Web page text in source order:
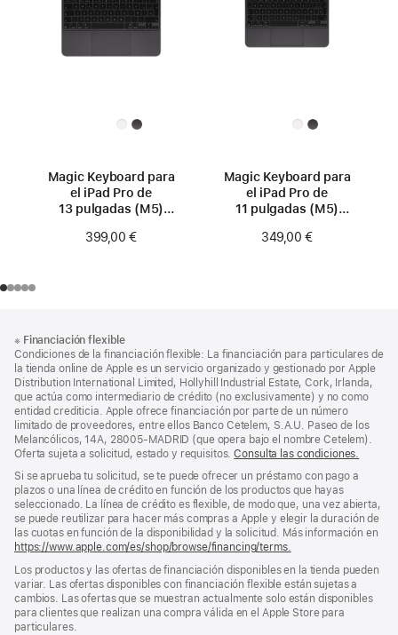
Magic Keyboard para
el iPad Pro de
13 pulgadas (M5)
399,00 €
Magic Keyboard para
el iPad Pro de
11 pulgadas (M5)
349,00 €
a
pie
de
página
al
pie
※ Financiación flexible
Condiciones de la financiación flexible: La financiación para particulares de
la tienda online de Apple es un servicio organizado y gestionado por Apple
Distribution International Limited, Hollyhill Industrial Estate, Cork, Irlanda,
que actúa como intermediario de crédito (no exclusivamente) y no como
entidad crediticia. Apple ofrece financiación por parte de un número
limitado de proveedores, entre ellos Banco Cetelem, S.A.U. Paseo de los
Melancólicos, 14A, 28005-MADRID (que opera bajo el nombre Cetelem).
Oferta sujeta a solicitud, estado y requisitos.Consulta las condiciones.
Si se aprueba tu solicitud, se te puede ofrecer un préstamo con pago a
plazos o una línea de crédito en función de los productos que hayas
seleccionado. La línea de crédito es flexible, de modo que, una vez abierta,
se puede reutilizar para hacer más compras a Apple y elegir la duración de
las cuotas en función de la disponibilidad y la solicitud. Más información en
https://www.apple.com/es/shop/browse/financing/terms.
Los productos y las ofertas de financiación disponibles en la tienda pueden
variar. Las ofertas disponibles con financiación flexible están sujetas a
cambios. Las ofertas que se muestran actualmente solo están disponibles
para clientes que realizan una compra válida en el Apple Store para
particulares.